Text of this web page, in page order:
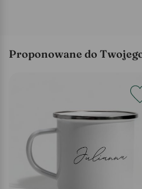
Proponowane do